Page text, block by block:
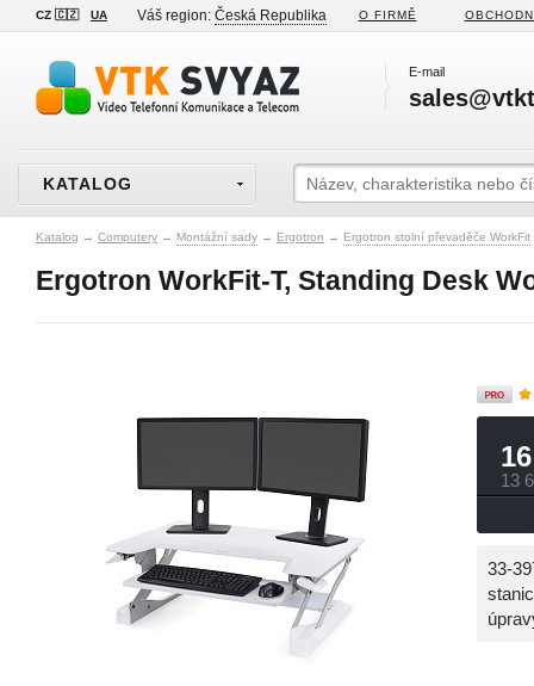
CZ 🇨🇿 UA Váš region: Česká Republika O FIRMĚ
E-mail
KATALOG
Katalog → Computery → Montážní sady → Ergotron → Ergotron stolní převaděče WorkFit
Ergotron WorkFit-T, Standing Desk
13
33-